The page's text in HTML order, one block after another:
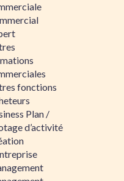
fonctions
Plan /
d’activité